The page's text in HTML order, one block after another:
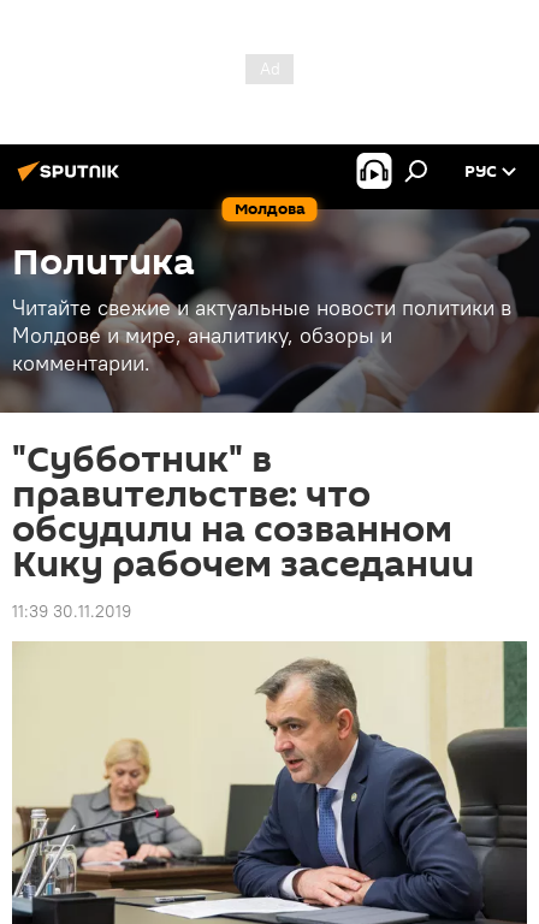
Молдова
РУС
Политика
Читайте свежие и актуальные новости политики в
Молдове и мире, аналитику, обзоры и
комментарии.
"Субботник" в
правительстве: что
обсудили на созванном
Кику рабочем заседании
11:39 30.11.2019